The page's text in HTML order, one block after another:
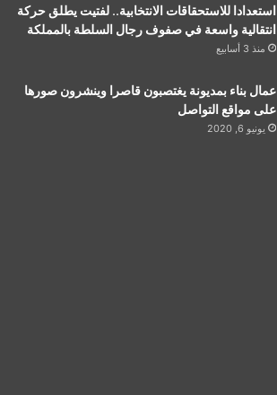
استعدادا للاستحقاقات الانتخابية.. لفتيت يطلق حركة
انتقالية واسعة في صفوف رجال السلطة بالمملكة
منذ 3 أسابيع
عمال بناء بمديونة يغتصبون قاصرا وينشرون صورها
على مواقع التواصل
يونيو 6, 2020